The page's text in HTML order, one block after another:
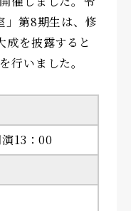
」第8期生は、修
成を披露すると
行いました。
13：00